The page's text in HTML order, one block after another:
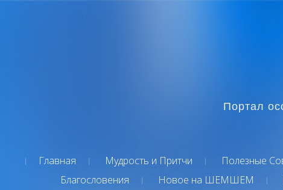
Портал
Главная Мудрость и Притчи Полезные
Благословения
Новое на ШЕМШЕМ